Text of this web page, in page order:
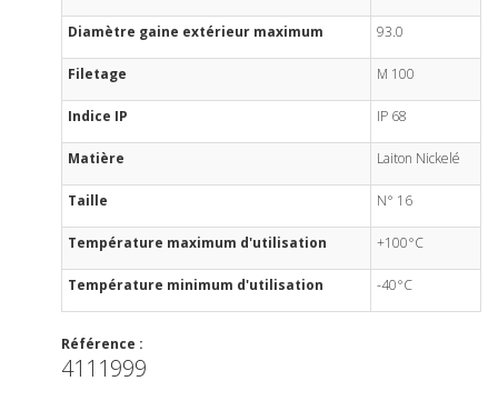
Diamètre gaine extérieur maximum 93.0
Filetage M 100
Indice IP IP 68
Matière Laiton Nickelé
Taille N° 16
Température maximum d'utilisation +100°C
Température minimum d'utilisation -40°C
Référence :
4111999